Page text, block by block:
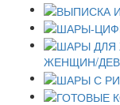
ЖЕНЩИН/